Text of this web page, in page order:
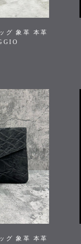
グ 象革 本革
グ 象革 本革